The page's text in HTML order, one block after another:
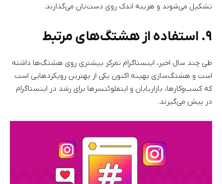
تشکیل می‌شوند و هزینه اندک روی دست‌تان می‌گذارند.
۹. استفاده از هشتگ‌های مرتبط
طی چند سال اخیر، اینستاگرام تمرکز بیشتری روی هشتگ‌ها داشته
است و هشتگ‌‌سازی بهینه اکنون یکی از بهترین رویکردهایی است
که کسب‌وکارها، بازاریابان و اینفلو‌ئنسرها برای رشد در اینستاگرام
در پیش می‌گیرند.